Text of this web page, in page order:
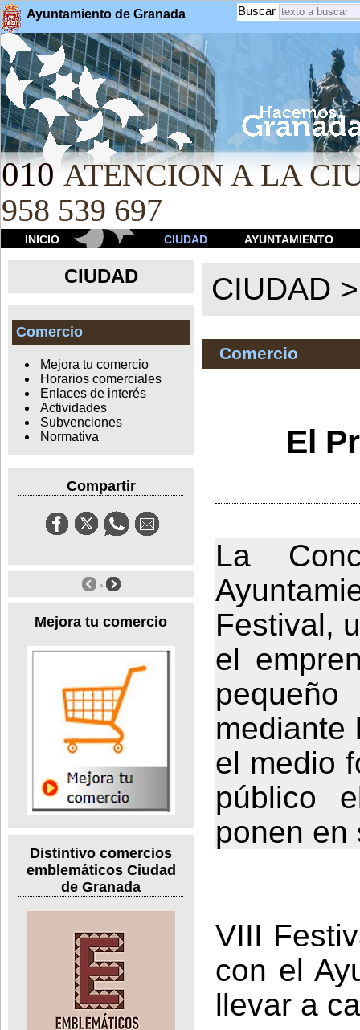
Ayuntamiento de Granada Buscar
010 ATENCION A LA
958 539 697
INICIO CIUDAD AYUNTAMIENTO
CIUDAD
Comercio
Mejora tu comercio
Horarios comerciales
Enlaces de interés
Actividades
Subvenciones
Normativa
Compartir
Mejora tu comercio
Distintivo comercios
emblemáticos Ciudad
de Granada
CIUDAD
Comercio
El
La
Festival,
el
mediante
el medio
público
ponen en
VIII
con el
llevar a